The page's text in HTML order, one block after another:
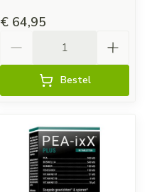
€ 64,95
Bestel